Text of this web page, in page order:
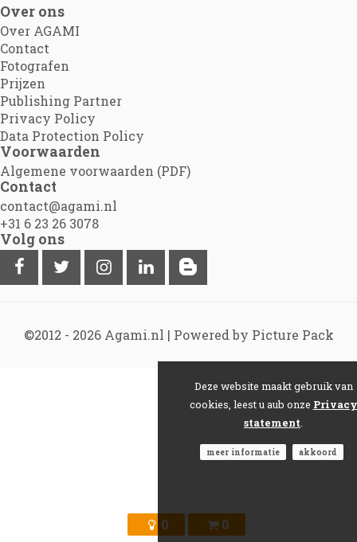
0 0
Over ons
Over AGAMI
Contact
Fotografen
Prijzen
Publishing Partner
Privacy Policy
Data Protection Policy
Voorwaarden
Algemene voorwaarden (PDF)
Contact
contact@agami.nl
+31 6 23 26 3078
Volg ons
©2012 - 2026 Agami.nl | Powered by Picture Pack
Deze website maakt gebruik van
cookies, leest u aub onze Privacy
statement
meer informatie akkoord